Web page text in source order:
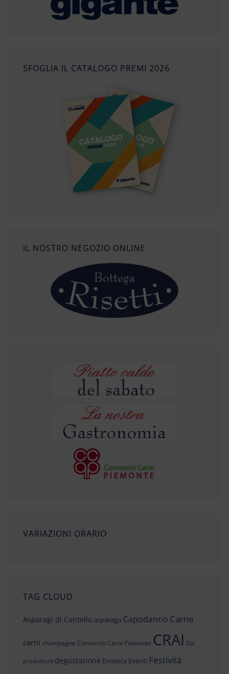
SFOGLIA IL CATALOGO PREMI 2026
IL NOSTRO NEGOZIO ONLINE
VARIAZIONI ORARIO
TAG CLOUD
Asparagi di Cantello asparago Capodanno Carne
carni champagne Consorzio Carni Piemonte CRAI Dal
produttore degustazione Enoteca Eventi Festività